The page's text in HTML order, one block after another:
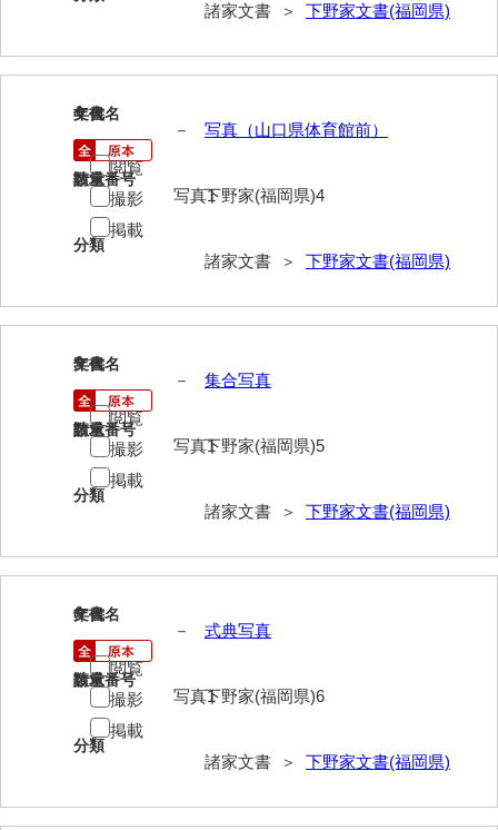
馬屋原家文書
梅村明文書
浦家文書
相木家文書
大田家文書
大村益次郎文書
大本氏収集文書
岡家文書（福栄村）
岡家文書（周南市）
岡田家文書（徳地町）
諸家文書 ＞ 下野家文書(福岡県)
4
文書名
写真（山口県体育館前）
請求番号
下野家(福岡県)4
分類
諸家文書 ＞ 下野家文書(福岡県)
年代
－
数量
写真1
閲覧
撮影
掲載
5
文書名
集合写真
請求番号
下野家(福岡県)5
分類
諸家文書 ＞ 下野家文書(福岡県)
年代
－
数量
写真1
閲覧
撮影
掲載
6
文書名
式典写真
請求番号
下野家(福岡県)6
分類
諸家文書 ＞ 下野家文書(福岡県)
年代
－
数量
写真1
閲覧
撮影
掲載